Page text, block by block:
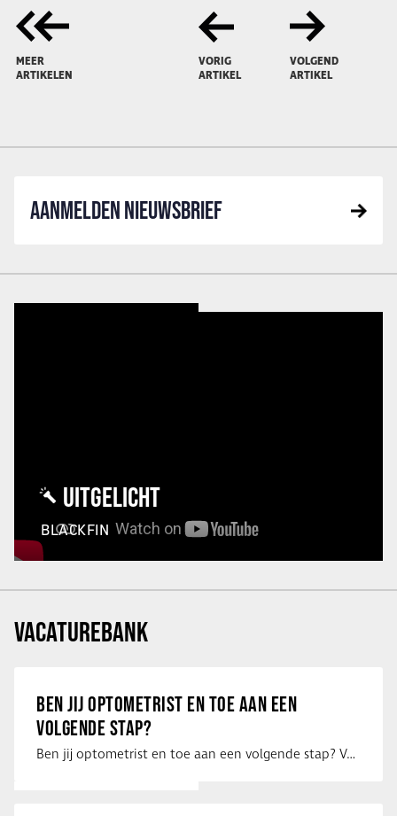
MEER
ARTIKELEN
VORIG
ARTIKEL
VOLGEND
ARTIKEL
AANMELDEN NIEUWSBRIEF
UITGELICHT
BLACKFIN
VACATUREBANK
BEN JIJ OPTOMETRIST EN TOE AAN EEN
VOLGENDE STAP?
Ben jij optometrist en toe aan een volgende stap? Voor een optiekketen is Eye …